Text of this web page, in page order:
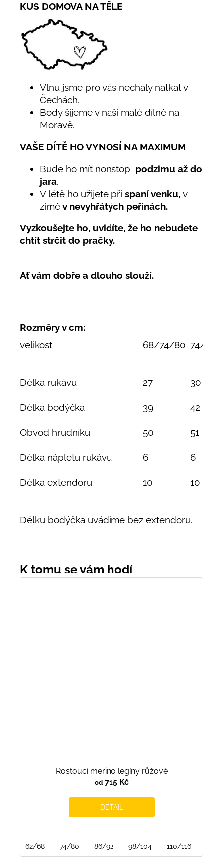
KUS DOMOVA NA TĚLE
Vlnu jsme pro vás nechaly natkat v
Čechách.
Body šijeme v naší malé dílně na
Moravě.
VAŠE DÍTĚ HO VYNOSÍ NA MAXIMUM
Bude ho mít nonstop podzimu až do
jara.
V létě ho užijete při spaní venku, v
ziměv nevyhřátých peřinách.
Vyzkoušejte ho, uvidíte, že ho nebudete
chtít strčit do pračky.
Ať vám dobře a dlouho slouží.
Rozměry v cm:
velikost
68/74/80 74/80/
Délka rukávu 27 30
Délka bodýčka 39 42
Obvod hrudníku 50 51
Délka nápletu rukávu 6 6
Délka extendoru 10 10
Délku bodýčka uvádíme bez extendoru.
Rostoucí merino legíny růžové
od715 Kč
DETAIL
62/68 74/80 86/92 98/104 110/116